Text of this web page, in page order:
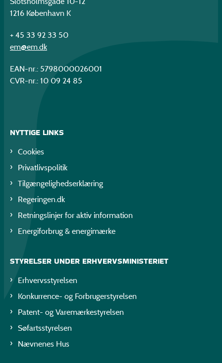
1216 København K
+ 45 33 92 33 50
em@em.dk
EAN-nr.: 5798000026001
CVR-nr.: 10 09 24 85
NYTTIGE LINKS
Cookies
Privatlivspolitik
Tilgængelighedserklæring
Regeringen.dk
Retningslinjer for aktiv information
Energiforbrug & energimærke
STYRELSER UNDER ERHVERVSMINISTERIET
Erhvervsstyrelsen
Konkurrence- og Forbrugerstyrelsen
Patent- og Varemærkestyrelsen
Søfartsstyrelsen
Nævnenes Hus